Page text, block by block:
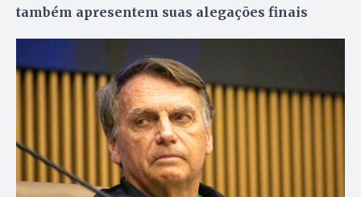
também apresentem suas alegações finais